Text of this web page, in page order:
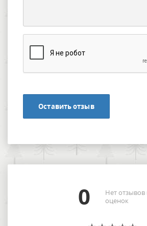
Оставить отзыв
0
Нет отзывов
оценок